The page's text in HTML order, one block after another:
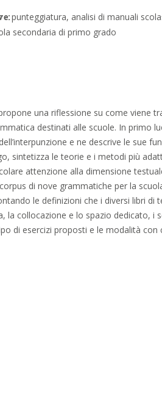
punteggiatura, analisi di manuali
secondaria di primo grado
una riflessione su come viene
destinati alle scuole. In primo
e ne descrive le sue
sintetizza le teorie e i metodi più
attenzione alla dimensione
corpus di nove grammatiche per la
le definizioni che i diversi libri di
la collocazione e lo spazio dedicato, i
di esercizi proposti e le modalità con